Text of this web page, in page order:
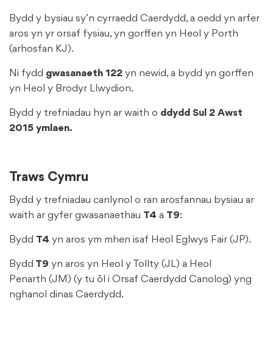
Bydd y bysiau sy’n cyrraedd Caerdydd, a oedd yn arfer
aros yn yr orsaf fysiau, yn gorffen yn Heol y Porth
(arhosfan KJ).
Ni fydd gwasanaeth 122 yn newid, a bydd yn gorffen
yn Heol y Brodyr Llwydion.
Bydd y trefniadau hyn ar waith o ddydd Sul 2 Awst
2015 ymlaen.
Traws Cymru
Bydd y trefniadau canlynol o ran arosfannau bysiau ar
waith ar gyfer gwasanaethau T4 a T9:
Bydd T4 yn aros ym mhen isaf Heol Eglwys Fair (JP).
Bydd T9 yn aros yn Heol y Tollty (JL) a Heol
Penarth (JM) (y tu ôl i Orsaf Caerdydd Canolog) yng
nghanol dinas Caerdydd.